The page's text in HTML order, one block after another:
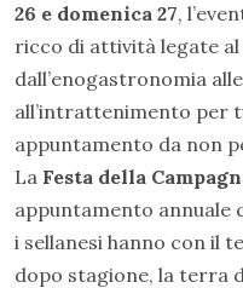
26 e domenica 27,
ricco di attività legate
dall’enogastronomia
all’intrattenimento per
appuntamento da non
La Festa della
appuntamento annuale
i sellanesi hanno con il
dopo stagione, la terra